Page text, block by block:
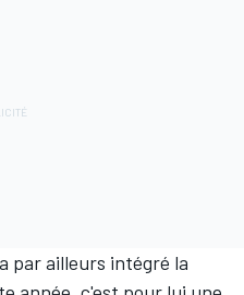
par ailleurs intégré la